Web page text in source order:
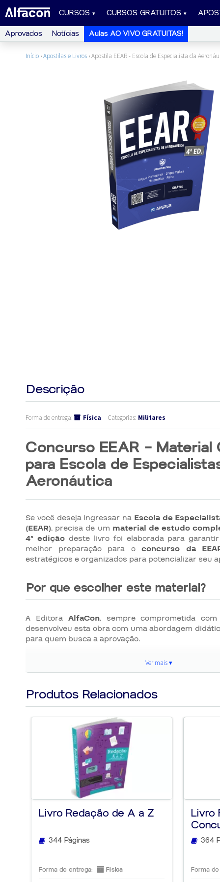
CURSOS CURSOS GRATUITOS
Aprovados Notícias Aulas AO VIVO GRATUITAS!
Início ›Apostilas e Livros ›Apostila EEAR - Escola de Especialista da
Descrição
Forma de entrega: Física Categorias: Militares
Concurso EEAR – Material
para Escola de
Aeronáutica
Se você deseja ingressar na Escola de
(EEAR), precisa de um material de estudo
4ª ediçãodeste livro foi elaborada para
melhor preparação para o concurso da
estratégicos e organizados para potencializar seu
Por que escolher este material?
A Editora AlfaCon, sempre comprometida
desenvolveu esta obra com uma abordagem
para quem busca a aprovação.
conforme as exigências do
✔Exemplos práticospara tornar o aprendizado
Acesso a conteúdo online exclusivo
Conteúdos contemplados
Este material abrange todas as disciplinas
, garantindo uma preparação completa:
Língua Portuguesa
Matemática(com conteúdo online adicional)
Ver mais ▾
Produtos Relacionados
Livro Redação de A a Z
344 Páginas
Forma de entrega: Física
Livro
364
Forma